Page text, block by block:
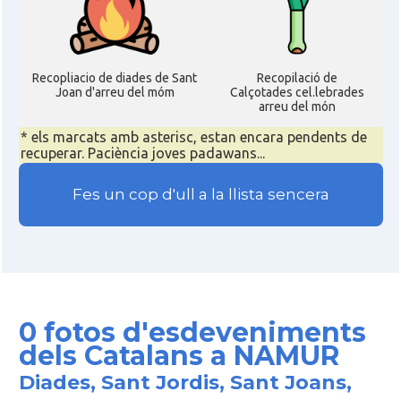
Recopliacio de diades de Sant
Joan d'arreu del móm
Recopilació de
Calçotades cel.lebrades
arreu del món
* els marcats amb asterisc, estan encara pendents de
recuperar. Paciència joves padawans...
Fes un cop d'ull a la llista sencera
0 fotos d'esdeveniments
dels Catalans a NAMUR
Diades, Sant Jordis, Sant Joans,